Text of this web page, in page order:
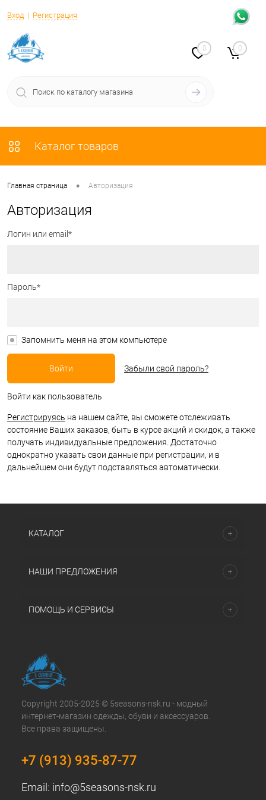
Вход Регистрация
0 0
Каталог товаров
Главная страница • Авторизация
Авторизация
Логин или email*
Пароль*
Запомнить меня на этом компьютере
Забыли свой пароль?
Войти как пользователь
Регистрируясь на нашем сайте, вы сможете отслеживать
состояние Ваших заказов, быть в курсе акций и скидок, а также
получать индивидуальные предложения. Достаточно
однократно указать свои данные при регистрации, и в
дальнейшем они будут подставляться автоматически.
КАТАЛОГ
НАШИ ПРЕДЛОЖЕНИЯ
ПОМОЩЬ И СЕРВИСЫ
Copyright 2005-2025 © 5seasons-nsk.ru - модный
интернет-магазин одежды, обуви и аксессуаров.
Все права защищены.
+7 (913) 935-87-77
Email: info@5seasons-nsk.ru